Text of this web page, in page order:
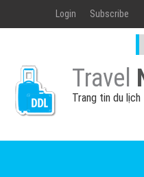
Login Subscribe
Travel
Trang tin du lịch